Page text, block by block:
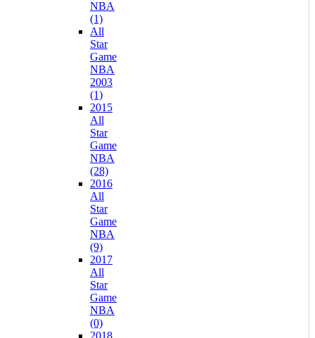
NBA
(1)
All
Star
Game
NBA
2003
(1)
2015
All
Star
Game
NBA
(28)
2016
All
Star
Game
NBA
(9)
2017
All
Star
Game
NBA
(0)
2018